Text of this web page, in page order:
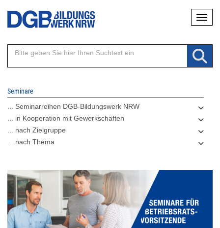
Direkt
Inhalt
Seminare
... Seminarreihen DGB-Bildungswerk NRW
... in Kooperation mit Gewerkschaften
... nach Zielgruppe
... nach Thema